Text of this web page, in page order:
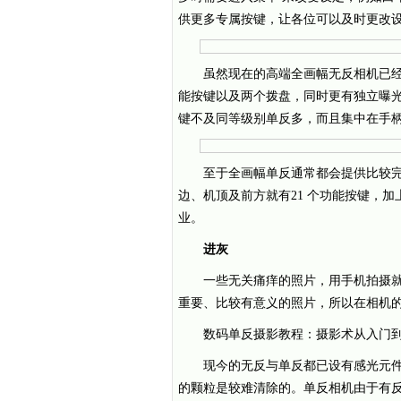
供更多专属按键，让各位可以及时更改
虽然现在的高端全画幅无反相机已
能按键以及两个拨盘，同时更有独立曝
键不及同等级别单反多，而且集中在手
至于全画幅单反通常都会提供比较
边、机顶及前方就有21 个功能按键，
业。
进灰
一些无关痛痒的照片，用手机拍摄
重要、比较有意义的照片，所以在相机
数码单反摄影教程：摄影术从入门
现今的无反与单反都已设有感光元
的颗粒是较难清除的。单反相机由于有